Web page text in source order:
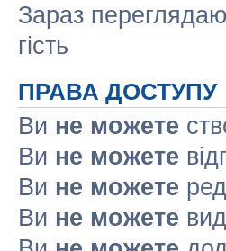
Зараз
гість
ПРАВА ДОСТУПУ
Ви не можете
Ви не можете
Ви не можете
Ви не можете